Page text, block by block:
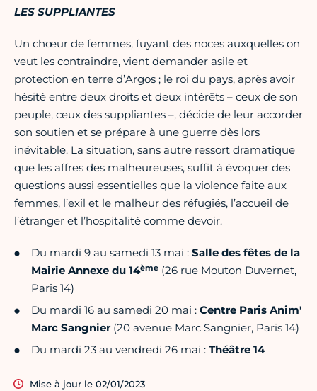
LES SUPPLIANTES
Un chœur de femmes, fuyant des noces auxquelles on
veut les contraindre, vient demander asile et
protection en terre d’Argos ; le roi du pays, après avoir
hésité entre deux droits et deux intérêts – ceux de son
peuple, ceux des suppliantes –, décide de leur accorder
son soutien et se prépare à une guerre dès lors
inévitable. La situation, sans autre ressort dramatique
que les affres des malheureuses, suffit à évoquer des
questions aussi essentielles que la violence faite aux
femmes, l’exil et le malheur des réfugiés, l’accueil de
l’étranger et l’hospitalité comme devoir.
Du mardi 9 au samedi 13 mai : Salle des fêtes de la
Mairie Annexe du 14ème (26 rue Mouton Duvernet,
Paris 14)
Du mardi 16 au samedi 20 mai : Centre Paris Anim'
Marc Sangnier(20 avenue Marc Sangnier, Paris 14)
Du mardi 23 au vendredi 26 mai : Théâtre 14
Mise à jour le 02/01/2023